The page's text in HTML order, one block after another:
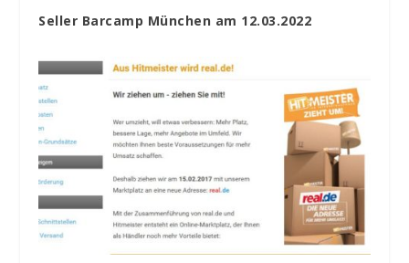
Seller Barcamp München am 12.03.2022